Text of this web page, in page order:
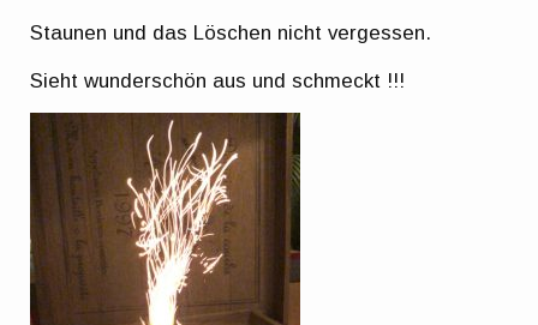
Staunen und das Löschen nicht vergessen.
Sieht wunderschön aus und schmeckt !!!